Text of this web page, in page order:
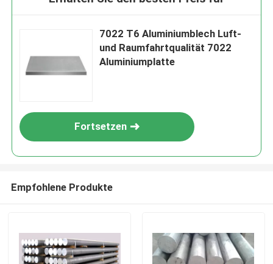
7022 T6 Aluminiumblech Luft-
und Raumfahrtqualität 7022
Aluminiumplatte
Fortsetzen
Empfohlene Produkte